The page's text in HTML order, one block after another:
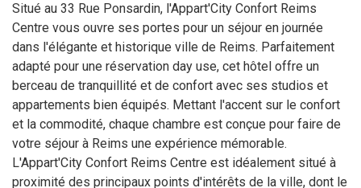
Situé au 33 Rue Ponsardin, l'Appart'City Confort Reims
Centre vous ouvre ses portes pour un séjour en journée
dans l'élégante et historique ville de Reims. Parfaitement
adapté pour une réservation day use, cet hôtel offre un
berceau de tranquillité et de confort avec ses studios et
appartements bien équipés. Mettant l'accent sur le confort
et la commodité, chaque chambre est conçue pour faire de
votre séjour à Reims une expérience mémorable.
L'Appart'City Confort Reims Centre est idéalement situé à
proximité des principaux points d'intérêts de la ville, dont le